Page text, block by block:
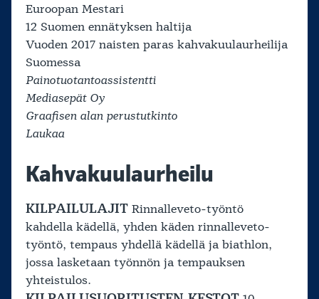
Euroopan Mestari
12 Suomen ennätyksen haltija
Vuoden 2017 naisten paras kahvakuulaurheilija
Suomessa
Painotuotantoassistentti
Mediasepät Oy
Graafisen alan perustutkinto
Laukaa
Kahvakuulaurheilu
KILPAILULAJIT Rinnalleveto-työntö
kahdella kädellä, yhden käden rinnalleveto-
työntö, tempaus yhdellä kädellä ja biathlon,
jossa lasketaan työnnön ja tempauksen
yhteistulos.